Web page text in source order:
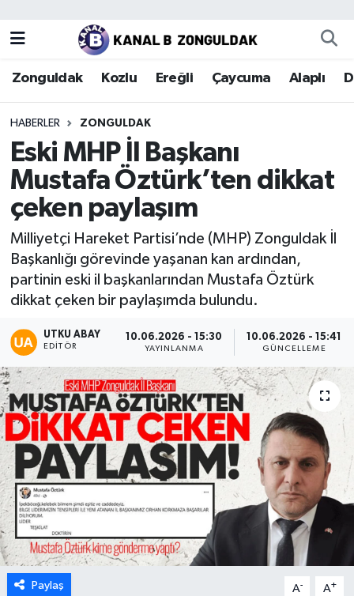
Zonguldak Kozlu Ereğli Çaycuma Alaplı
HABERLER ZONGULDAK
Eski MHP İl Başkanı
Mustafa Öztürk’ten dikkat
çeken paylaşım
Milliyetçi Hareket Partisi’nde (MHP) Zonguldak İl
Başkanlığı görevinde yaşanan kan ardından,
partinin eski il başkanlarından Mustafa Öztürk
dikkat çeken bir paylaşımda bulundu.
UTKU ABAY
EDITÖR
10.06.2026 - 15:30
YAYINLANMA
10.06.2026 - 15:41
GÜNCELLEME
Paylaş A- A+
Zonguldak
Kozlu
Ereğli
Çaycuma
Alaplı
Devrek
Gökçebey
Bartın
Karabük
Spor
Ulusal
Zonguldak Nöbetçi Eczaneler
Zonguldak Hava Durumu
Zonguldak Trafik Yoğunluk Haritası
Puan Durumu ve Fikstür
Tüm Manşetler
Son Dakika Haberleri
Haber Arşivi